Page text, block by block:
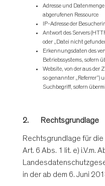
Adresse und
abgerufenen Ressource
IP-Adresse der
Antwort des Servers
oder „Datei nicht
Erkennungsdaten des
Betriebssystems, sofern
Website, von der aus der
so genannter „Referrer“)
Suchbegriff, sofern
2. Rechtsgrundlage
Rechtsgrundlage für
Art. 6 Abs. 1 lit. e) i.V.m.
in der ab dem 6. Juni